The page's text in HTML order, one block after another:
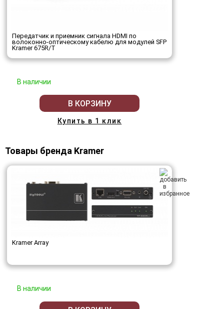
Передатчик и приемник сигнала HDMI по
волоконно-оптическому кабелю для модулей SFP
Kramer 675R/T
В наличии
В КОРЗИНУ
Купить в 1 клик
Товары бренда Kramer
Kramer Array
В наличии